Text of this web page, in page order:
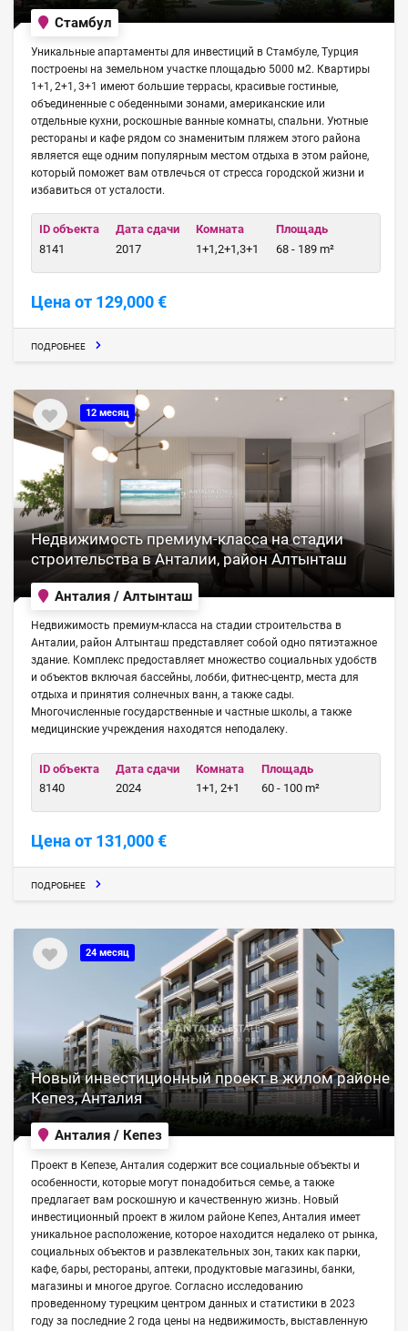
Стамбул
Уникальные апартаменты для инвестиций в Стамбуле, Турция
построены на земельном участке площадью 5000 м2. Квартиры
1+1, 2+1, 3+1 имеют большие террасы, красивые гостиные,
объединенные с обеденными зонами, американские или
отдельные кухни, роскошные ванные комнаты, спальни. Уютные
рестораны и кафе рядом со знаменитым пляжем этого района
является еще одним популярным местом отдыха в этом районе,
который поможет вам отвлечься от стресса городской жизни и
избавиться от усталости.
ID объекта
8141
Дата сдачи
2017
Комната
1+1,2+1,3+1
Площадь
68 - 189 m²
Цена от 129,000 €
ПОДРОБНЕЕ
12 месяц
Недвижимость премиум-класса на стадии
строительства в Анталии, район Алтынташ
Анталия / Алтынташ
Недвижимость премиум-класса на стадии строительства в
Анталии, район Алтынташ представляет собой одно пятиэтажное
здание. Комплекс предоставляет множество социальных удобств
и объектов включая бассейны, лобби, фитнес-центр, места для
отдыха и принятия солнечных ванн, а также сады.
Многочисленные государственные и частные школы, а также
медицинские учреждения находятся неподалеку.
ID объекта
8140
Дата сдачи
2024
Комната
1+1, 2+1
Площадь
60 - 100 m²
Цена от 131,000 €
ПОДРОБНЕЕ
24 месяц
Новый инвестиционный проект в жилом районе
Кепез, Анталия
Анталия / Кепез
Проект в Кепезе, Анталия содержит все социальные объекты и
особенности, которые могут понадобиться семье, а также
предлагает вам роскошную и качественную жизнь. Новый
инвестиционный проект в жилом районе Кепез, Анталия имеет
уникальное расположение, которое находится недалеко от рынка,
социальных объектов и развлекательных зон, таких как парки,
кафе, бары, рестораны, аптеки, продуктовые магазины, банки,
магазины и многое другое. Согласно исследованию
проведенному турецким центром данных и статистики в 2023
году за последние 2 года цены на недвижимость, выставленную